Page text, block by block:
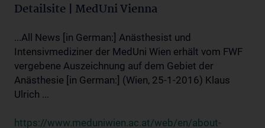
Detailsite | MedUni Vienna
...All News [in German:] Anästhesist und
Intensivmediziner der MedUni Wien erhält vom FWF
vergebene Auszeichnung auf dem Gebiet der
Anästhesie [in German:] (Wien, 25-1-2016) Klaus
Ulrich ...
https://www.meduniwien.ac.at/web/en/about-